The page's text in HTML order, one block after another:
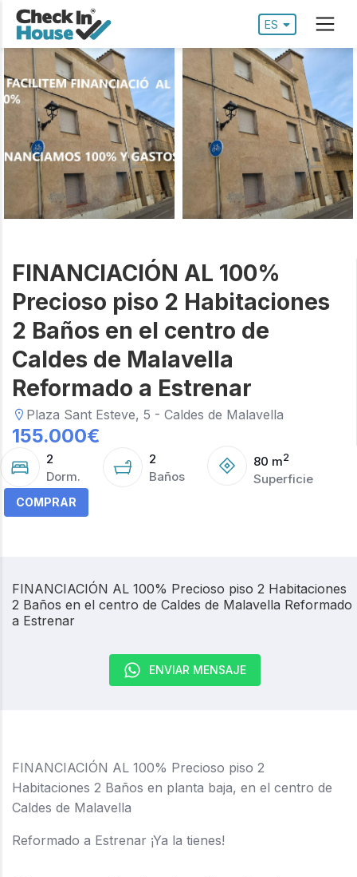
ES
FINANCIACIÓN AL 100%
Precioso piso 2 Habitaciones
2 Baños en el centro de
Caldes de Malavella
Reformado a Estrenar
Plaza Sant Esteve, 5 - Caldes de Malavella
155.000€
2
Dorm.
2
Baños
80 m2
Superficie
COMPRAR
FINANCIACIÓN AL 100% Precioso piso 2 Habitaciones
2 Baños en el centro de Caldes de Malavella Reformado
a Estrenar
ENVIAR MENSAJE
FINANCIACIÓN AL 100% Precioso piso 2
Habitaciones 2 Baños en planta baja, en el centro de
Caldes de Malavella
Reformado a Estrenar ¡Ya la tienes!